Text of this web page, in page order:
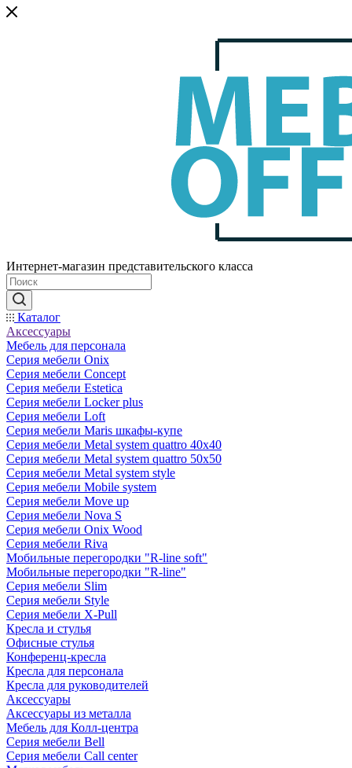
Интернет-магазин представительского класса
Каталог
Аксессуары
Мебель для персонала
Серия мебели Onix
Серия мебели Concept
Серия мебели Estetica
Серия мебели Locker plus
Серия мебели Loft
Серия мебели Maris шкафы-купе
Серия мебели Metal system quattro 40x40
Серия мебели Metal system quattro 50x50
Серия мебели Metal system style
Серия мебели Mobile system
Серия мебели Move up
Серия мебели Nova S
Серия мебели Onix Wood
Серия мебели Riva
Мобильные перегородки "R-line soft"
Мобильные перегородки "R-line"
Серия мебели Slim
Серия мебели Style
Серия мебели X-Pull
Кресла и стулья
Офисные стулья
Конференц-кресла
Кресла для персонала
Кресла для руководителей
Аксессуары
Аксессуары из металла
Мебель для Колл-центра
Серия мебели Bell
Серия мебели Call center